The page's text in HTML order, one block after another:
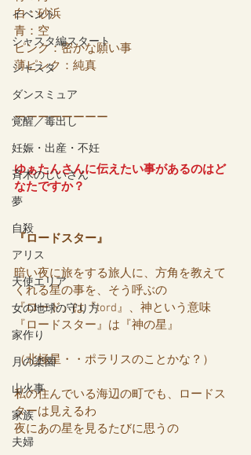
イベント
シャスタ編スタート
シャスタ
ダンスミュア
覚醒／毒出し
妊娠・出産・不妊
斉木のじいさん
夢
自殺
アリス
天使エリア
女の地球の守り方
家作り
月の楽園
山火事
家族
夫婦
白：砂浜
青：空
ピンク：密かな願い事
薄ピンク：純真
ーーーーーーーー
ゆぁたんさんに伝えたい事があるのはど
なたですか？
『ロードスター』
暗い夜に旅をする旅人に、方角を教えて
くれる星の事を、そう呼ぶの
『ロード』は『lord』、神という意味
『ロードスター』は『神の星』
（北極星・・ポラリスのことかな？）
私の住んでいる海辺の町でも、ロードス
ターは見えるわ
夜にあの星を見るたびに思うの